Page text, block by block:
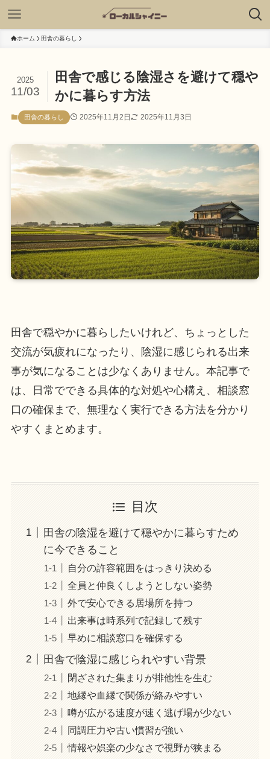
ホーム 田舎の暮らし
田舎で感じる陰湿さを避けて穏や
かに暮らす方法
2025
11/03
田舎の暮らし 2025年11月2日 2025年11月3日
田舎で穏やかに暮らしたいけれど、ちょっとした
交流が気疲れになったり、陰湿に感じられる出来
事が気になることは少なくありません。本記事で
は、日常でできる具体的な対処や心構え、相談窓
口の確保まで、無理なく実行できる方法を分かり
やすくまとめます。
目次
田舎の陰湿を避けて穏やかに暮らすため
に今できること
自分の許容範囲をはっきり決める
全員と仲良くしようとしない姿勢
外で安心できる居場所を持つ
出来事は時系列で記録して残す
早めに相談窓口を確保する
田舎で陰湿に感じられやすい背景
閉ざされた集まりが排他性を生む
地縁や血縁で関係が絡みやすい
噂が広がる速度が速く逃げ場が少ない
同調圧力や古い慣習が強い
情報や娯楽の少なさで視野が狭まる